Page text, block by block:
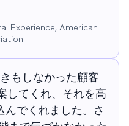
‌, American
もしなかった顧客
してくれ、それを高
でくれました。さ